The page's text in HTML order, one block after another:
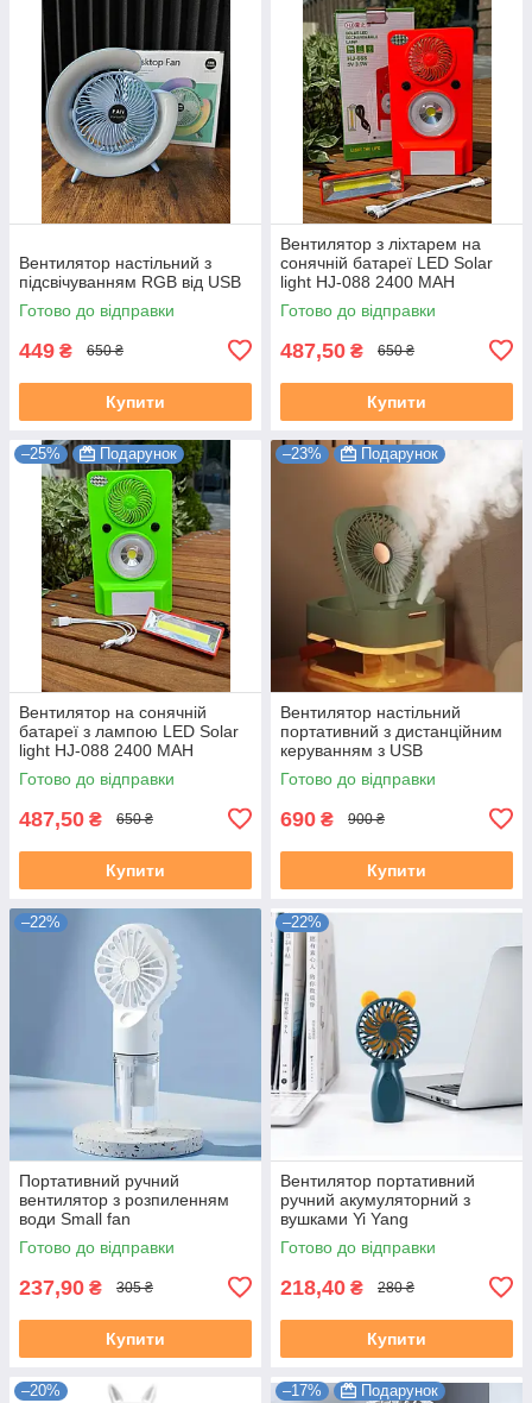
Вентилятор настільний з
підсвічуванням RGB від USB
Готово до відправки
449 ₴ 650 ₴
Купити
Вентилятор з ліхтарем на
сонячній батареї LED Solar
light HJ-088 2400 MAH
Оранжевий
Готово до відправки
487,50 ₴ 650 ₴
Купити
–25% Подарунок
Вентилятор на сонячній
батареї з лампою LED Solar
light HJ-088 2400 MAH
Зелений
Готово до відправки
487,50 ₴ 650 ₴
Купити
–23% Подарунок
Вентилятор настільний
портативний з дистанційним
керуванням з USB
зволожувачем Small fan
Готово до відправки
690 ₴ 900 ₴
Купити
–22%
Портативний ручний
вентилятор з розпиленням
води Small fan
Готово до відправки
237,90 ₴ 305 ₴
Купити
–22%
Вентилятор портативний
ручний акумуляторний з
вушками Yi Yang
Готово до відправки
218,40 ₴ 280 ₴
Купити
–20% –17% Подарунок